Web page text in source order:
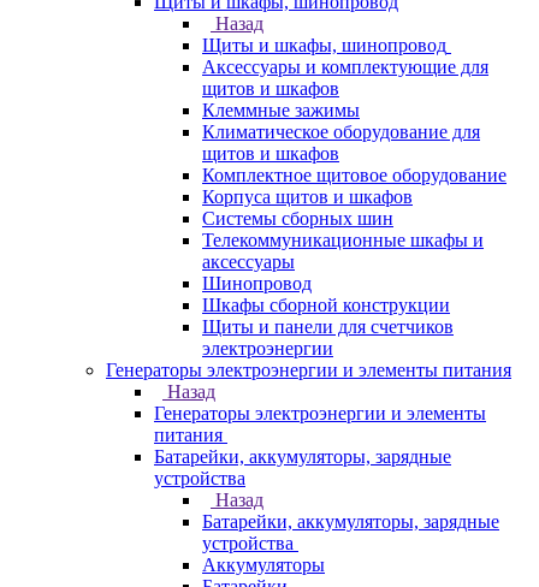
Назад
Щиты и шкафы, шинопровод
Аксессуары и комплектующие для
щитов и шкафов
Клеммные зажимы
Климатическое оборудование для
щитов и шкафов
Комплектное щитовое оборудование
Корпуса щитов и шкафов
Системы сборных шин
Телекоммуникационные шкафы и
аксессуары
Шинопровод
Шкафы сборной конструкции
Щиты и панели для счетчиков
электроэнергии
Генераторы электроэнергии и элементы питания
Назад
Генераторы электроэнергии и элементы
питания
Батарейки, аккумуляторы, зарядные
устройства
Назад
Батарейки, аккумуляторы, зарядные
устройства
Аккумуляторы